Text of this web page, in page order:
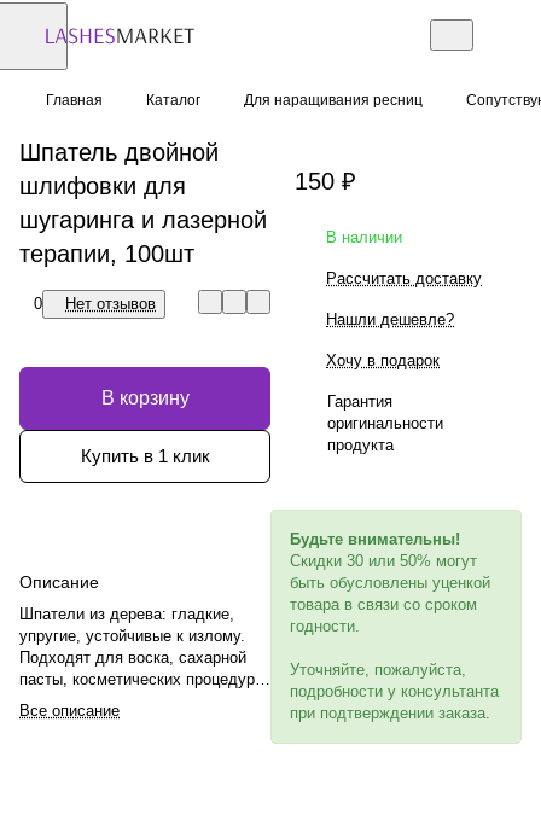
Главная Каталог Для наращивания ресниц
Шпатель двойной
шлифовки для
шугаринга и лазерной
терапии, 100шт
0 Нет отзывов
В корзину
Купить в 1 клик
Описание
Шпатели из дерева: гладкие,
упругие, устойчивые к излому.
Подходят для воска, сахарной
пасты, косметических процедур и
изготовления мороженого.
Размеры: 150мм x 18мм x 1,8мм.
Все описание
150 ₽
В наличии
Рассчитать доставку
Нашли дешевле?
Хочу в подарок
Гарантия
оригинальности
продукта
Будьте внимательны!
Скидки 30 или 50% могут
быть обусловлены уценкой
товара в связи со сроком
годности.
Уточняйте, пожалуйста,
подробности у консультанта
при подтверждении заказа.